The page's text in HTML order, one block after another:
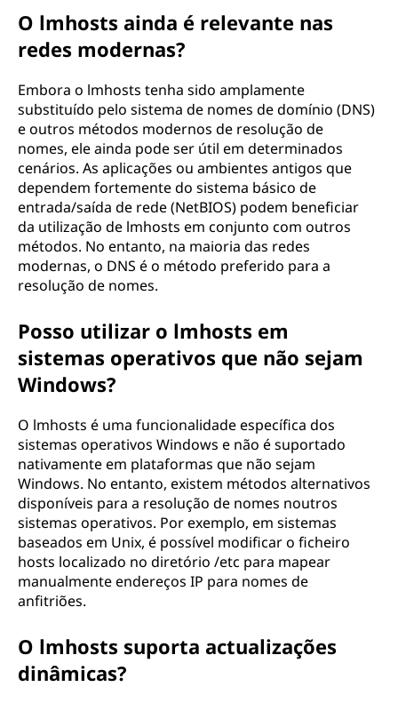
O lmhosts ainda é relevante nas
redes modernas?
Embora o lmhosts tenha sido amplamente
substituído pelo sistema de nomes de domínio (DNS)
e outros métodos modernos de resolução de
nomes, ele ainda pode ser útil em determinados
cenários. As aplicações ou ambientes antigos que
dependem fortemente do sistema básico de
entrada/saída de rede (NetBIOS) podem beneficiar
da utilização de lmhosts em conjunto com outros
métodos. No entanto, na maioria das redes
modernas, o DNS é o método preferido para a
resolução de nomes.
Posso utilizar o lmhosts em
sistemas operativos que não sejam
Windows?
O lmhosts é uma funcionalidade específica dos
sistemas operativos Windows e não é suportado
nativamente em plataformas que não sejam
Windows. No entanto, existem métodos alternativos
disponíveis para a resolução de nomes noutros
sistemas operativos. Por exemplo, em sistemas
baseados em Unix, é possível modificar o ficheiro
hosts localizado no diretório /etc para mapear
manualmente endereços IP para nomes de
anfitriões.
O lmhosts suporta actualizações
dinâmicas?